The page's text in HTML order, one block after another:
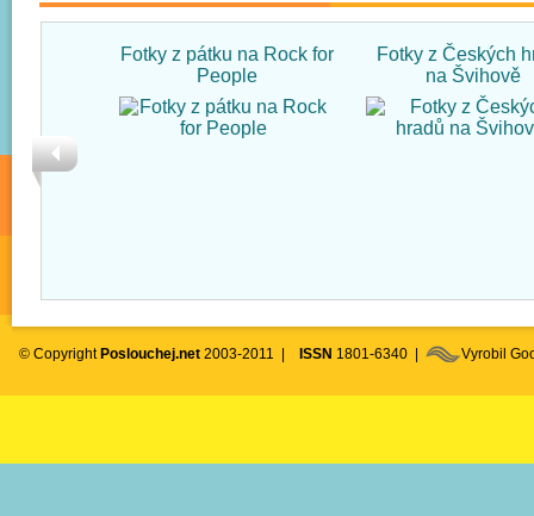
Fotky z pátku na Rock for
People
Fotky z Českých
na Švihově
© Copyright Poslouchej.net 2003-2011 | ISSN 1801-6340 | Vyrobil